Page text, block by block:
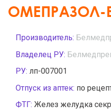
ОМЕПРАЗОЛ-
Производитель:
Владелец РУ:
РУ: лп-007001
Отпуск из аптек: по
ФТГ: Желез желудка